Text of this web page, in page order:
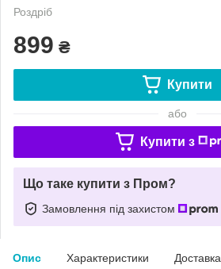
Роздріб
899 ₴
Купити
або
Купити з
Що таке купити з Пром?
Замовлення під захистом
Опис Характеристики Доставка